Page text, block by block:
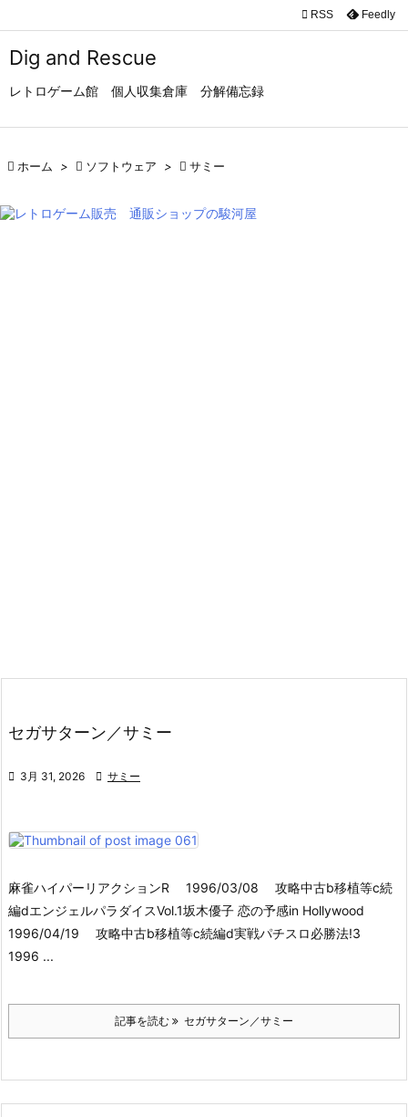
Dig and Rescue
レトロゲーム館 個人収集倉庫 分解備忘録


 RSS Feedly
 ホーム >  ソフトウェア >  サミー
セガサターン／サミー
 3月 31, 2026  サミー
麻雀ハイパーリアクションR 1996/03/08 攻略中古b移植等c続
編dエンジェルパラダイスVol.1坂木優子 恋の予感in Hollywood
1996/04/19 攻略中古b移植等c続編d実戦パチスロ必勝法!3
1996 ...
記事を読む セガサターン／サミー